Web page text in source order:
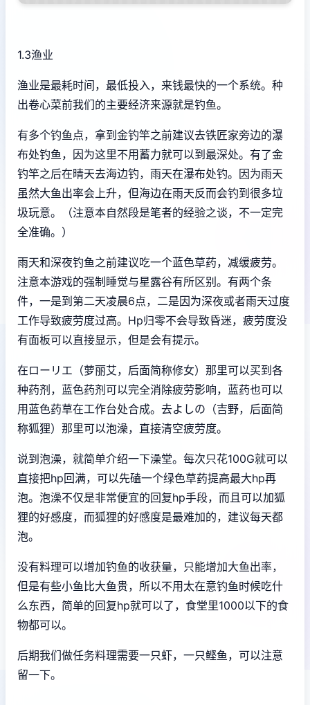
1.3渔业
渔业是最耗时间，最低投入，来钱最快的一个系统。种
出卷心菜前我们的主要经济来源就是钓鱼。
有多个钓鱼点，拿到金钓竿之前建议去铁匠家旁边的瀑
布处钓鱼，因为这里不用蓄力就可以到最深处。有了金
钓竿之后在晴天去海边钓，雨天在瀑布处钓。因为雨天
虽然大鱼出率会上升，但海边在雨天反而会钓到很多垃
圾玩意。（注意本自然段是笔者的经验之谈，不一定完
全准确。）
雨天和深夜钓鱼之前建议吃一个蓝色草药，减缓疲劳。
注意本游戏的强制睡觉与星露谷有所区别。有两个条
件，一是到第二天凌晨6点，二是因为深夜或者雨天过度
工作导致疲劳度过高。Hp归零不会导致昏迷，疲劳度没
有面板可以直接显示，但是会有提示。
在ローリエ（萝丽艾，后面简称修女）那里可以买到各
种药剂，蓝色药剂可以完全消除疲劳影响，蓝药也可以
用蓝色药草在工作台处合成。去よしの（吉野，后面简
称狐狸）那里可以泡澡，直接清空疲劳度。
说到泡澡，就简单介绍一下澡堂。每次只花100G就可以
直接把hp回满，可以先磕一个绿色草药提高最大hp再
泡。泡澡不仅是非常便宜的回复hp手段，而且可以加狐
狸的好感度，而狐狸的好感度是最难加的，建议每天都
泡。
没有料理可以增加钓鱼的收获量，只能增加大鱼出率，
但是有些小鱼比大鱼贵，所以不用太在意钓鱼时候吃什
么东西，简单的回复hp就可以了，食堂里1000以下的食
物都可以。
后期我们做任务料理需要一只虾，一只鲣鱼，可以注意
留一下。